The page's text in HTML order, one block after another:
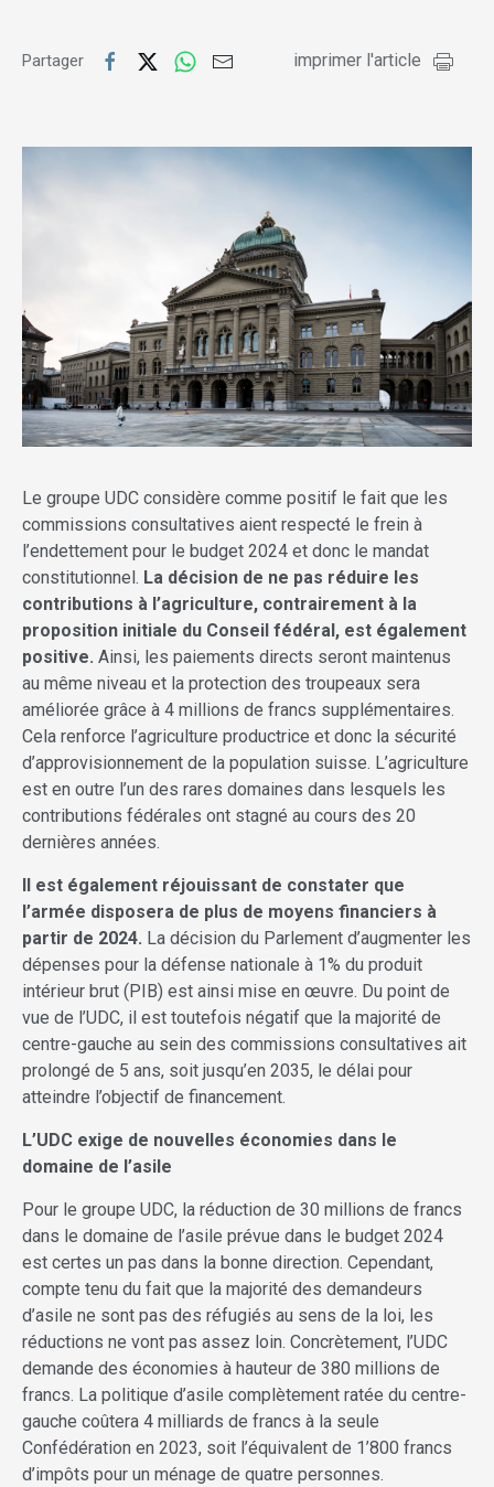
Partager imprimer l'article
Le groupe UDC considère comme positif le fait que les
commissions consultatives aient respecté le frein à
l’endettement pour le budget 2024 et donc le mandat
constitutionnel. La décision de ne pas réduire les
contributions à l’agriculture, contrairement à la
proposition initiale du Conseil fédéral, est également
positive. Ainsi, les paiements directs seront maintenus
au même niveau et la protection des troupeaux sera
améliorée grâce à 4 millions de francs supplémentaires.
Cela renforce l’agriculture productrice et donc la sécurité
d’approvisionnement de la population suisse. L’agriculture
est en outre l’un des rares domaines dans lesquels les
contributions fédérales ont stagné au cours des 20
dernières années.
Il est également réjouissant de constater que
l’armée disposera de plus de moyens financiers à
partir de 2024. La décision du Parlement d’augmenter les
dépenses pour la défense nationale à 1% du produit
intérieur brut (PIB) est ainsi mise en œuvre. Du point de
vue de l’UDC, il est toutefois négatif que la majorité de
centre-gauche au sein des commissions consultatives ait
prolongé de 5 ans, soit jusqu’en 2035, le délai pour
atteindre l’objectif de financement.
L’UDC exige de nouvelles économies dans le
domaine de l’asile
Pour le groupe UDC, la réduction de 30 millions de francs
dans le domaine de l’asile prévue dans le budget 2024
est certes un pas dans la bonne direction. Cependant,
compte tenu du fait que la majorité des demandeurs
d’asile ne sont pas des réfugiés au sens de la loi, les
réductions ne vont pas assez loin. Concrètement, l’UDC
demande des économies à hauteur de 380 millions de
francs. La politique d’asile complètement ratée du centre-
gauche coûtera 4 milliards de francs à la seule
Confédération en 2023, soit l’équivalent de 1’800 francs
d’impôts pour un ménage de quatre personnes.